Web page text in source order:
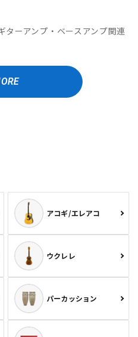
ーアンプ・ベースアンプ関連
アコギ/エレアコ
ウクレレ
パーカッション